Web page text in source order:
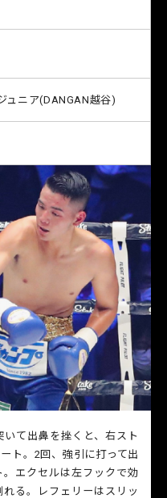
ュニア(DANGAN越谷)
て出鼻を挫くと、右スト
ト。2回、強引に打って出
エクセルは左フックで効
る。レフェリーはスリッ